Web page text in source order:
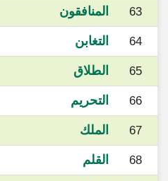
63 المنافقون
64 التغابن
65 الطلاق
66 التحريم
67 الملك
68 القلم